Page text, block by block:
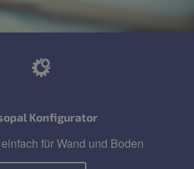
Konfigurator
für Wand und Boden